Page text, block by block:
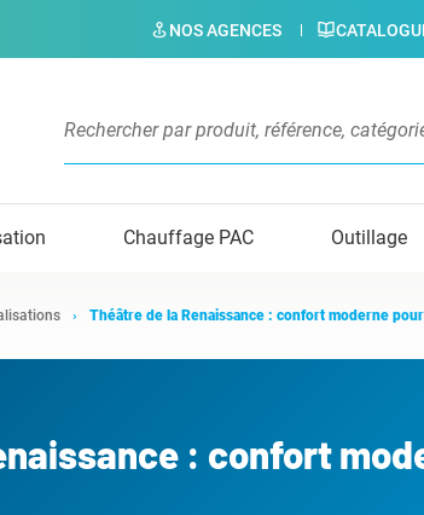
NOS AGENCES
Chauffage PAC Outillage
Théâtre de la Renaissance : confort moderne
: confort